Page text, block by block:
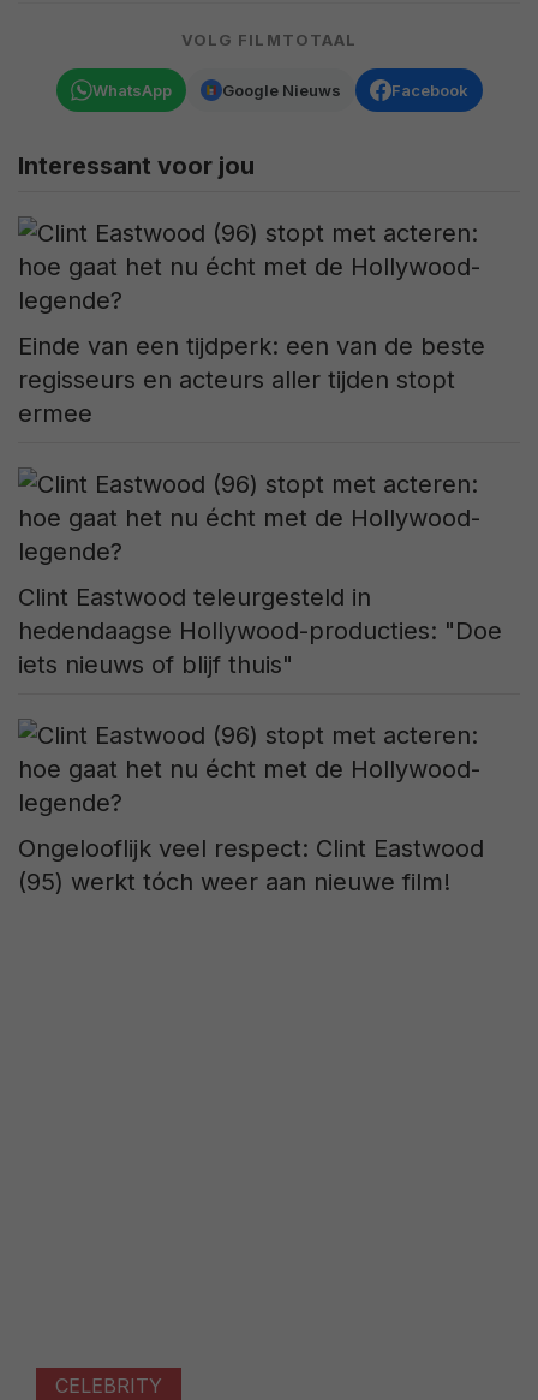
VOLG FILMTOTAAL
WhatsApp Google Nieuws Facebook
Interessant voor jou
Einde van een tijdperk: een van de beste
regisseurs en acteurs aller tijden stopt
ermee
Clint Eastwood teleurgesteld in
hedendaagse Hollywood-producties: "Doe
iets nieuws of blijf thuis"
Ongelooflijk veel respect: Clint Eastwood
(95) werkt tóch weer aan nieuwe film!
CELEBRITY